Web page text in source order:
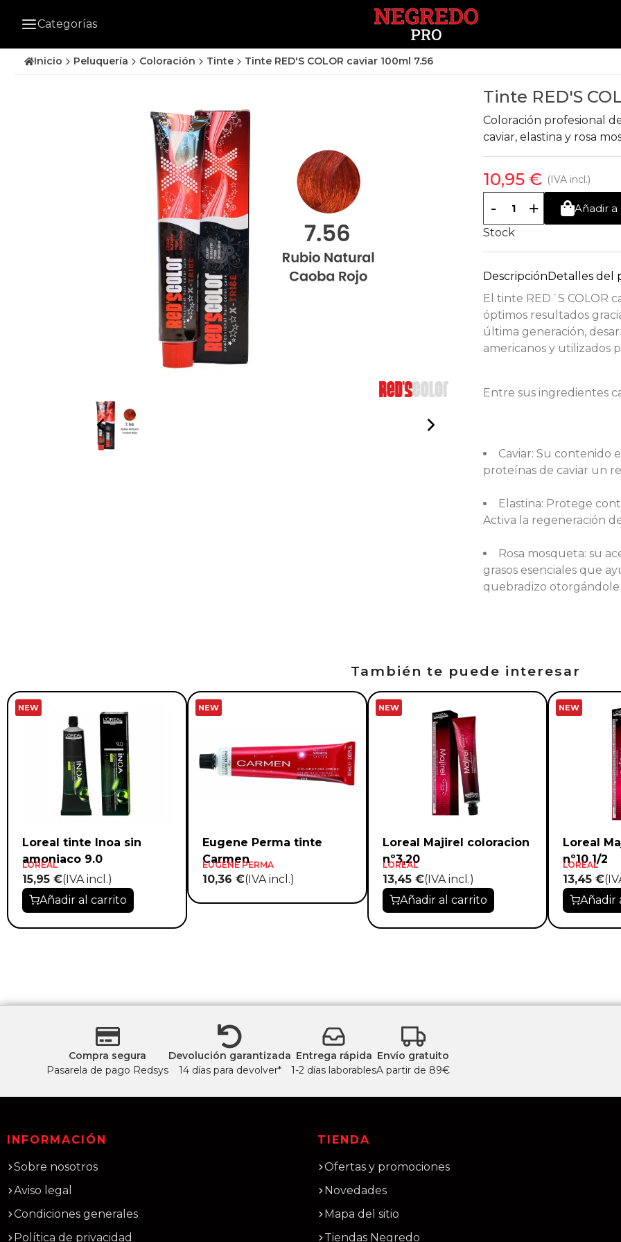
Categorías
Inicio Peluquería Coloración Tinte Tinte RED'S COLOR caviar 100ml 7.56
Tinte RED'S
Coloración profesional
caviar, elastina y rosa
10,95 € (IVA incl.)
- +
Añadir a
Stock
DescripciónDetalles del
El tinte RED´S COLOR
óptimos resultados
última generación,
americanos y utilizados
Entre sus ingredientes
Caviar: Su contenido
proteínas de caviar un
Elastina: Protege
Activa la regeneración
Rosa mosqueta: su
grasos esenciales que
quebradizo otorgándole
También te puede interesar
NEW
Loreal tinte Inoa sin
amoniaco 9.0
LOREAL
15,95 €(IVA incl.)
Añadir al carrito
NEW
Eugene Perma tinte
Carmen
EUGENE PERMA
10,36 €(IVA incl.)
NEW
Loreal Majirel coloracion
nº3,20
LOREAL
13,45 €(IVA incl.)
Añadir al carrito
NEW
Loreal
nº10 1/2
LOREAL
13,45 €
Añadir
Compra segura
Pasarela de pago Redsys
Devolución garantizada
14 días para devolver*
Entrega rápida
1-2 días laborables
Envío gratuito
A partir de 89€
INFORMACIÓN
Sobre nosotros
Aviso legal
Condiciones generales
Política de privacidad
TIENDA
Ofertas y promociones
Novedades
Mapa del sitio
Tiendas Negredo